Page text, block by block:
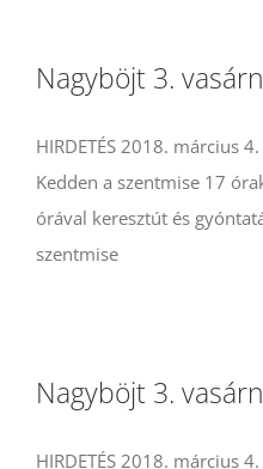
Nagyböjt 3.
HIRDETÉS 2018. március
Kedden a szentmise 17
órával keresztút és
szentmise
Nagyböjt 3.
HIRDETÉS 2018. március